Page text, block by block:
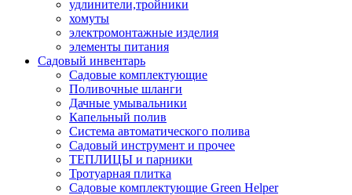
удлинители,тройники
хомуты
электромонтажные изделия
элементы питания
Садовый инвентарь
Садовые комплектующие
Поливочные шланги
Дачные умывальники
Капельный полив
Система автоматического полива
Садовый инструмент и прочее
ТЕПЛИЦЫ и парники
Тротуарная плитка
Садовые комплектующие Green Helper